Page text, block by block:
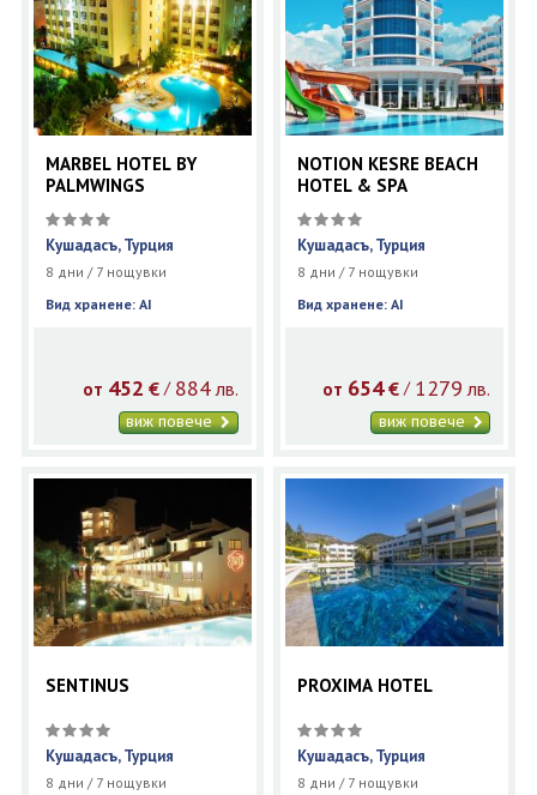
MARBEL HOTEL BY
PALMWINGS
Кушадасъ, Турция
8 дни / 7 нощувки
Вид хранене: AI
от 452 €/ 884 лв.
виж повече
NOTION KESRE BEACH
HOTEL & SPA
Кушадасъ, Турция
8 дни / 7 нощувки
Вид хранене: AI
от 654 € / 1279 лв.
виж повече
SENTINUS
Кушадасъ, Турция
8 дни / 7 нощувки
PROXIMA HOTEL
Кушадасъ, Турция
8 дни / 7 нощувки